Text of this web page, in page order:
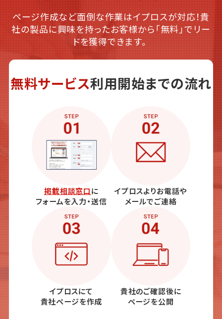
ページ作成など面倒な作業はイプロスが対応！貴
社の製品に興味を持ったお客様から「無料」でリー
ドを獲得できます。
無料サービス利用開始までの流れ
掲載相談窓口に
フォームを入力・送信
イプロスよりお電話や
メールでご連絡
イプロスにて
貴社ページを作成
貴社のご確認後に
ページを公開